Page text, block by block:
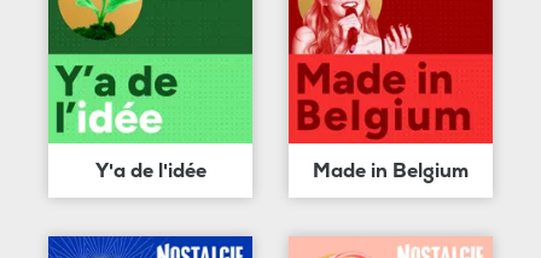
Y'a de l'idée Made in Belgium